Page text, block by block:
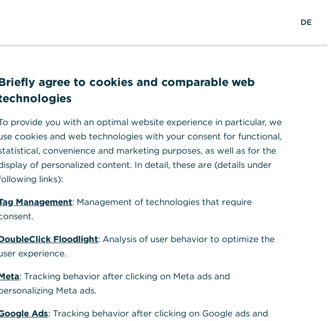
e
nach?
Kopie bei uns
Stunden - 7
oder
vollen
DE
agree to cookies and comparable web
provide you with an optimal website experience in particular, we
cookies and web technologies with your consent for functional,
convenience and marketing purposes, as well as for the
of personalized content. In detail, these are (details under
links):
Management: Management of technologies that require
Floodlight: Analysis of user behavior to optimize the
experience.
: Tracking behavior after clicking on Meta ads and
Meta ads.
Ads: Tracking behavior after clicking on Google ads and